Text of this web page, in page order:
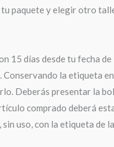
paquete y elegir otro
15 días desde tu fecha de
Conservando la etiqueta
Deberás presentar la
comprado deberá
uso, con la etiqueta de la